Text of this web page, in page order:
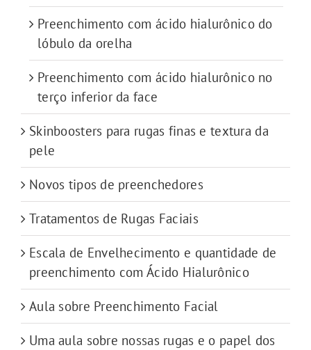
Preenchimento com ácido hialurônico do
lóbulo da orelha
Preenchimento com ácido hialurônico no
terço inferior da face
Skinboosters para rugas finas e textura da
pele
Novos tipos de preenchedores
Tratamentos de Rugas Faciais
Escala de Envelhecimento e quantidade de
preenchimento com Ácido Hialurônico
Aula sobre Preenchimento Facial
Uma aula sobre nossas rugas e o papel dos